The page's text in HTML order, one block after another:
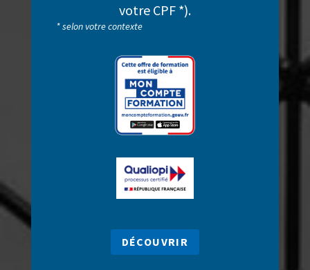
votre CPF *).
* selon votre contexte
DÉCOUVRIR